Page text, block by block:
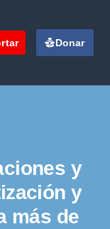
Donar
y
y
más de